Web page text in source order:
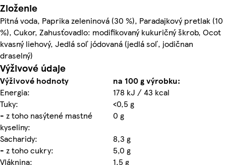
Zloženie
Pitná voda, Paprika zeleninová (30 %), Paradajkový pretlak (10
%), Cukor, Zahusťovadlo: modifikovaný kukuričný škrob, Ocot
kvasný liehový, Jedlá soľ jódovaná (jedlá soľ, jodičnan
draselný)
Výživové údaje
Výživové hodnoty
na 100 g výrobku:
Energia:
178 kJ / 43 kcal
Tuky:
<0,5 g
- z toho nasýtené mastné
kyseliny:
0 g
Sacharidy:
8,3 g
- z toho cukry:
5,0 g
Vláknina:
1,5 g